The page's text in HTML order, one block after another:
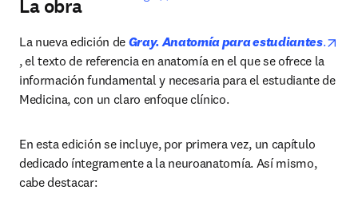
La obra
La nueva edición de Gray. Anatomía para estudiantes.
opens in new tab/window
, el texto de referencia en anatomía en el que se ofrece la
información fundamental y necesaria para el estudiante de
Medicina, con un claro enfoque clínico.
En esta edición se incluye, por primera vez, un capítulo
dedicado íntegramente a la neuroanatomía. Así mismo,
cabe destacar: